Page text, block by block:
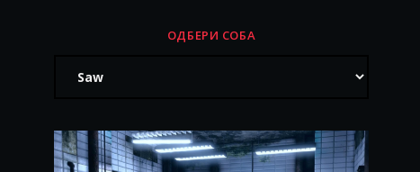
ОДБЕРИ СОБА